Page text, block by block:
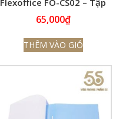
100 cái
65,000₫
THÊM VÀO GIỎ